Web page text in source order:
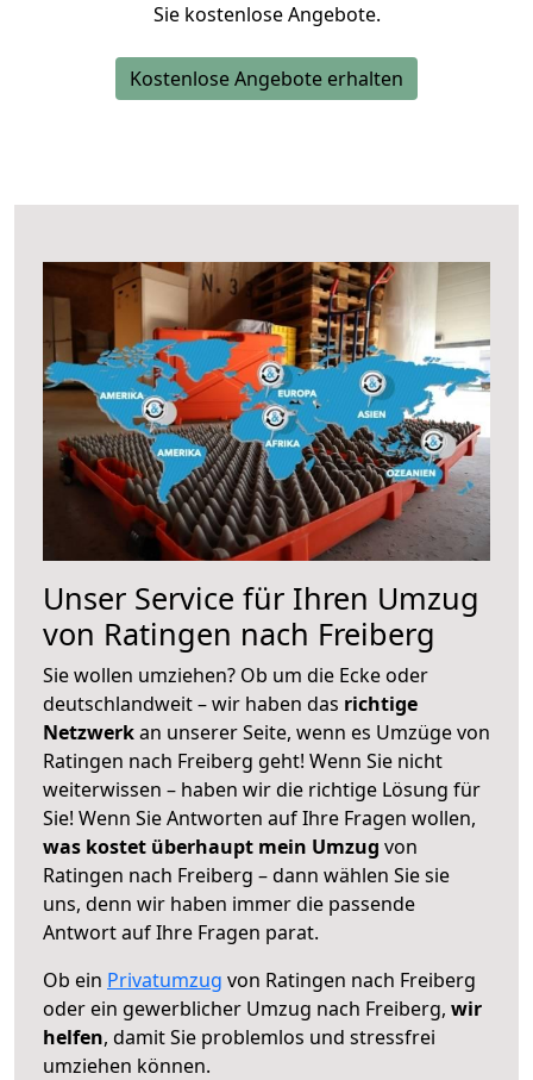
Sie kostenlose Angebote.
Kostenlose Angebote erhalten
Unser Service für Ihren Umzug
von Ratingen nach Freiberg
Sie wollen umziehen? Ob um die Ecke oder
deutschlandweit – wir haben das richtige
Netzwerkan unserer Seite, wenn es Umzüge von
Ratingen nach Freiberg geht! Wenn Sie nicht
weiterwissen – haben wir die richtige Lösung für
Sie! Wenn Sie Antworten auf Ihre Fragen wollen,
was kostet überhaupt mein Umzug von
Ratingen nach Freiberg – dann wählen Sie sie
uns, denn wir haben immer die passende
Antwort auf Ihre Fragen parat.
Ob ein Privatumzug von Ratingen nach Freiberg
oder ein gewerblicher Umzug nach Freiberg, wir
helfen, damit Sie problemlos und stressfrei
umziehen können.